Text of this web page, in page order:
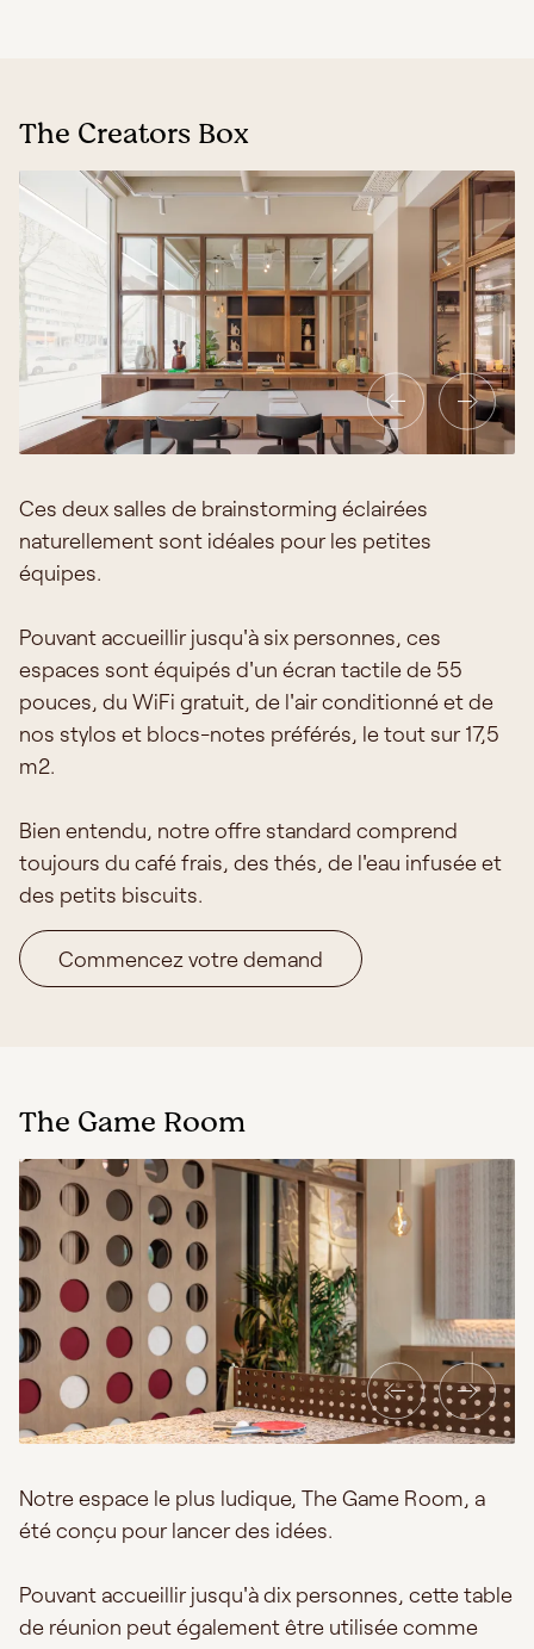
The Creators Box
Ces deux salles de brainstorming éclairées
naturellement sont idéales pour les petites
équipes.
Pouvant accueillir jusqu'à six personnes, ces
espaces sont équipés d'un écran tactile de 55
pouces, du WiFi gratuit, de l'air conditionné et de
nos stylos et blocs-notes préférés, le tout sur 17,5
m2.
Bien entendu, notre offre standard comprend
toujours du café frais, des thés, de l'eau infusée et
des petits biscuits.
Commencez votre demand
The Game Room
Notre espace le plus ludique, The Game Room, a
été conçu pour lancer des idées.
Pouvant accueillir jusqu'à dix personnes, cette table
de réunion peut également être utilisée comme